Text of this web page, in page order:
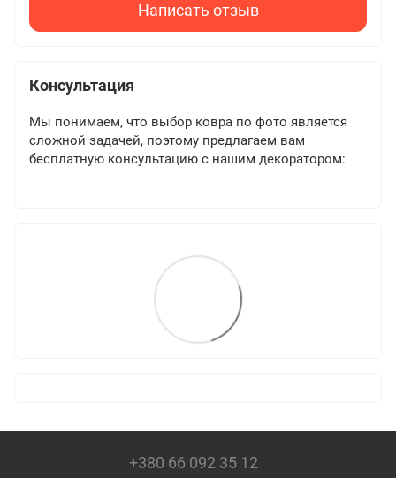
Написать отзыв
Консультация
Мы понимаем, что выбор ковра по фото является
сложной задачей, поэтому предлагаем вам
бесплатную консультацию с нашим декоратором:
+380 66 092 35 12